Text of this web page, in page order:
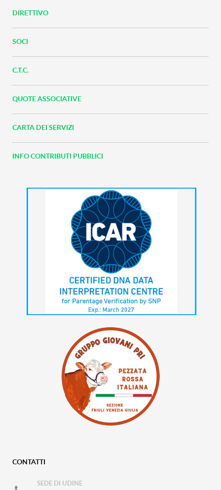
DIRETTIVO
SOCI
C.T.C.
QUOTE ASSOCIATIVE
CARTA DEI SERVIZI
INFO CONTRIBUTI PUBBLICI
CONTATTI
SEDE DI UDINE